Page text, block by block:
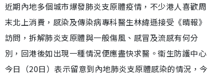
近期內地多個城市爆發肺炎支原體疫情，不少港人喜歡周
末北上消費，感染及傳染病專科醫生林緯遜接受《晴報》
訪問，拆解肺炎支原體與一般傷風、感冒及流感有何分
別，回港後如出現一種情況便應盡快求醫。衞生防護中心
今日（20日）表示留意到內地肺炎支原體感染的情況，今